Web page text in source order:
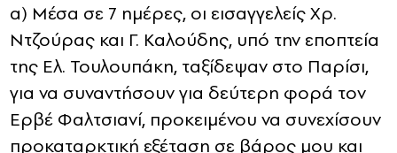
α) Μέσα σε 7 ημέρες, οι εισαγγελείς Χρ.
Ντζούρας και Γ. Καλούδης, υπό την εποπτεία
της Ελ. Τουλουπάκη, ταξίδεψαν στο Παρίσι,
για να συναντήσουν για δεύτερη φορά τον
Ερβέ Φαλτσιανί, προκειμένου να συνεχίσουν
προκαταρκτική εξέταση σε βάρος μου και